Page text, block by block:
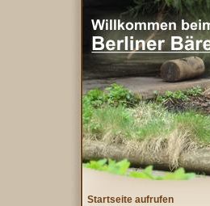
Startseite aufrufen